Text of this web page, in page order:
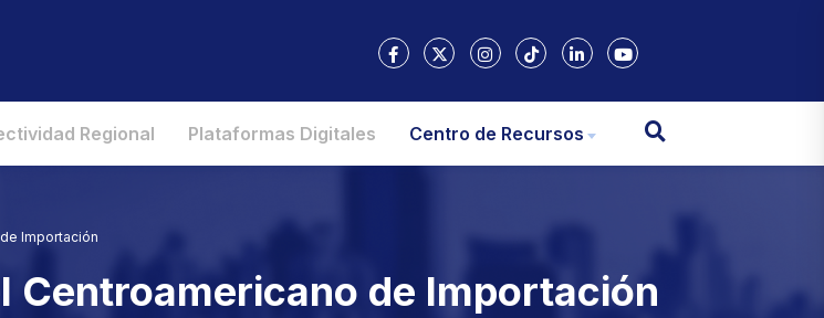
Regional Plataformas Digitales Centro de Recursos
Importación
Centroamericano de Importación